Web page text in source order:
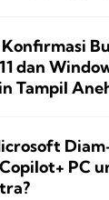
dan
Tampil
PC